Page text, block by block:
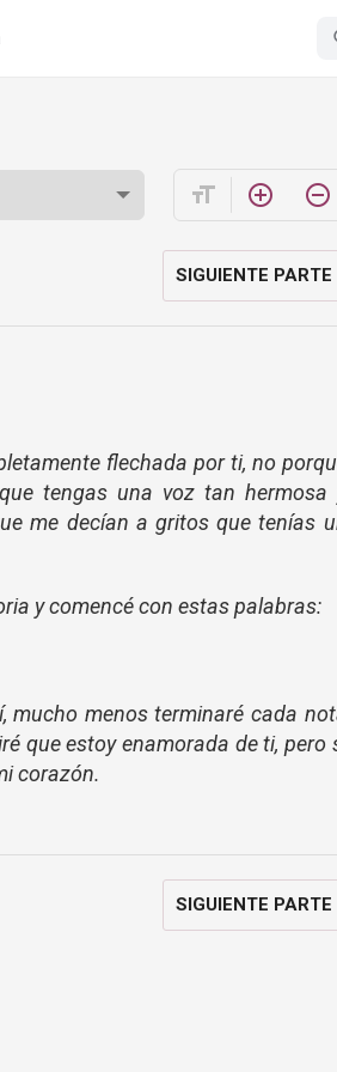
format_size add_circle_outline remove_circle_outline
SIGUIENTE PARTE
flechada por ti, no
tengas una voz tan hermosa
me decían a gritos que tenías
y comencé con estas palabras:
mucho menos terminaré cada
que estoy enamorada de ti, pero
corazón.
SIGUIENTE PARTE